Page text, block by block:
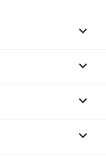



